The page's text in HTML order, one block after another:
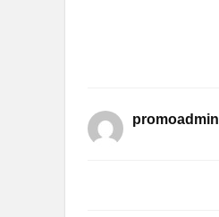
promoadmin